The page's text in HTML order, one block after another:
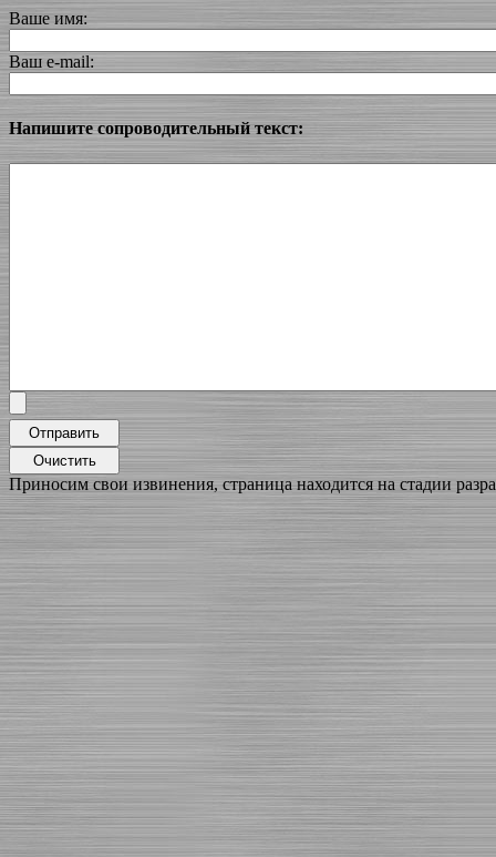
Ваше имя:
Ваш e-mail:
Напишите сопроводительный текст:
Приносим свои извинения, страница находится на стадии